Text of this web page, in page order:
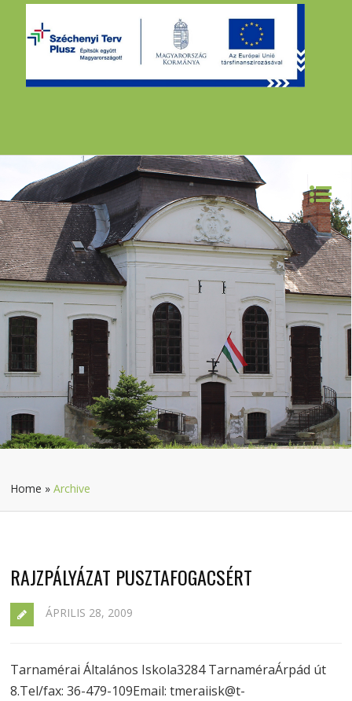
Home »Archive
RAJZPÁLYÁZAT PUSZTAFOGACSÉRT
ÁPRILIS 28, 2009
Tarnamérai Általános Iskola3284 TarnaméraÁrpád út
8.Tel/fax: 36-479-109Email: tmeraiisk@t-